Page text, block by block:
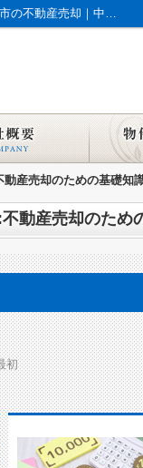
スタッフブログ記事一覧ページ | カテゴリ:不動産売却のための基礎知識｜鹿児島市の不動産売却｜中山産業株式会社
産売却のための基礎知
動産売却のため
初